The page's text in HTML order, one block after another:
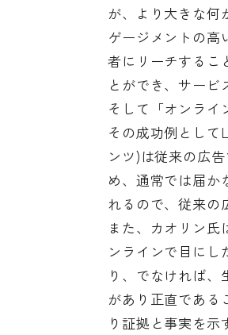
が、より大きな何
ゲージメントの高
者にリーチするこ
とができ、サービ
そして「オンライ
その成功例とし
ンツ)は従来の広
め、通常では届か
れるので、従来の
また、カオリン
ンラインで目に
り、でなければ
があり正直である
り証拠と事実を